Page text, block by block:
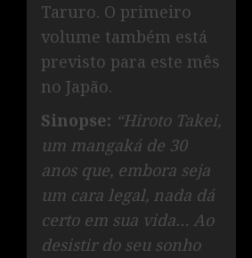
Taruro. O primeiro
volume também está
previsto para este mês
no Japão.
Sinopse: “Hiroto Takei,
um mangaká de 30
anos que, embora seja
um cara legal, nada dá
certo em sua vida… Ao
desistir do seu sonho